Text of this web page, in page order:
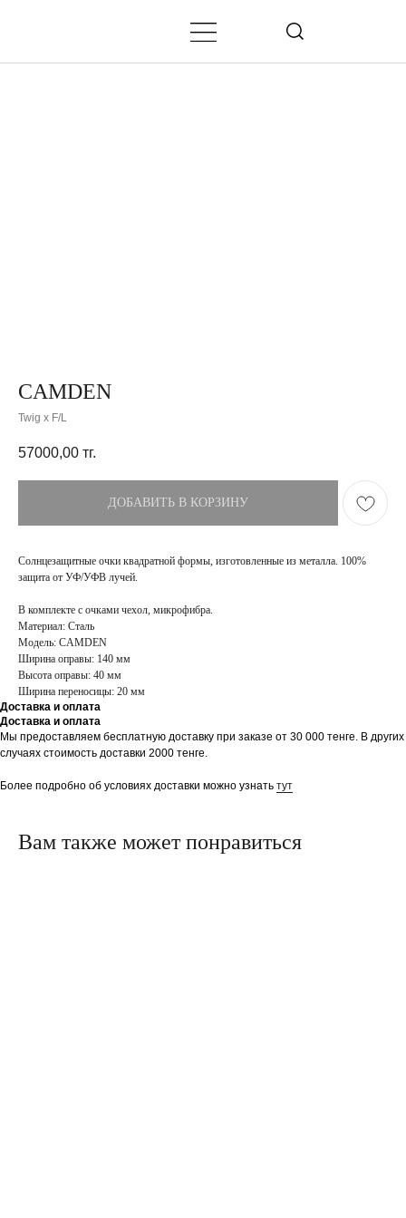
CAMDEN
Twig x F/L
57000,00 тг.
ДОБАВИТЬ В КОРЗИНУ
Солнцезащитные очки квадратной формы, изготовленные из металла. 100%
защита от УФ/УФВ лучей.
В комплекте с очками чехол, микрофибра.
Материал: Сталь
Модель: CAMDEN
Ширина оправы: 140 мм
Высота оправы: 40 мм
Ширина переносицы: 20 мм
Доставка и оплата
Доставка и оплата
Мы предоставляем бесплатную доставку при заказе от 30 000 тенге. В других
случаях стоимость доставки 2000 тенге.
Более подробно об условиях доставки можно узнать тут
Вам также может понравиться
ПОКУПАТЕЛЯМ МАГАЗИН
Доставка
Возврат и обмен
Блог